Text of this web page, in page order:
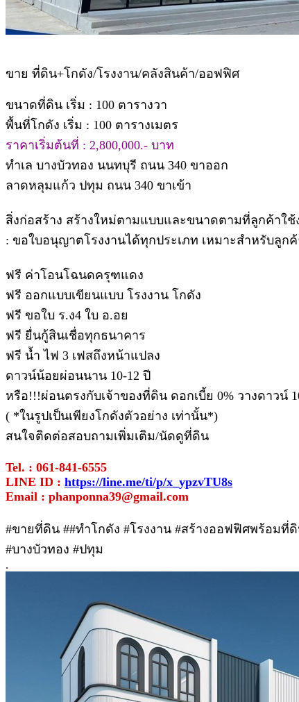
ขาย ที่ดิน+โกดัง/โรงงาน/คลังสินค้า/ออฟฟิศ
ขนาดที่ดิน เริ่ม : 100 ตารางวา
พื้นที่โกดัง เริ่ม : 100 ตารางเมตร
ราคาเริ่มต้นที่ : 2,800,000.- บาท
ทำเล บางบัวทอง นนทบุรี ถนน 340 ขาออก
ลาดหลุมแก้ว ปทุม ถนน 340 ขาเข้า
สิ่งก่อสร้าง สร้างใหม่ตามแบบและขนาดตามที่ลูกค้าใช้
: ขอใบอนุญาตโรงงานได้ทุกประเภท เหมาะสำหรับลูก
ฟรี ค่าโอนโฉนดครุฑแดง
ฟรี ออกแบบเขียนแบบ โรงงาน โกดัง
ฟรี ขอใบ ร.ง4 ใบ อ.อย
ฟรี ยื่นกู้สินเชื่อทุกธนาคาร
ฟรี น้ำ ไฟ 3 เฟสถึงหน้าแปลง
ดาวน์น้อยผ่อนนาน 10-12 ปี
หรือ!!!ผ่อนตรงกับเจ้าของที่ดิน ดอกเบี้ย 0% วางดาวน์
( *ในรูปเป็นเพียงโกดังตัวอย่าง เท่านั้น*)
สนใจติดต่อสอบถามเพิ่มเติม/นัดดูที่ดิน
Tel. : 061-841-6555
LINE ID : https://line.me/ti/p/x_ypzvTU8s
Email : phanponna39@gmail.com
#ขายที่ดิน ##ทําโกดัง #โรงงาน #สร้างออฟฟิศพร้อม
#บางบัวทอง #ปทุม
.